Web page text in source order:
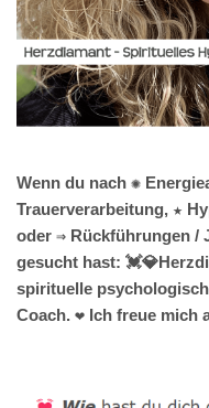
Wenn du nach ✺
Trauerverarbeitung, ★
oder ⇒ Rückführungen /
gesucht hast:
spirituelle
Coach. ❤ Ich freue mich